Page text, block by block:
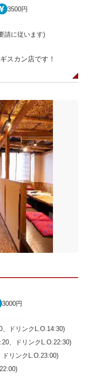
3500円
請に従います)
スカン店です！
3000円
、ドリンクL.O.14:30)
、ドリンクL.O.22:30)
リンクL.O.23:00)